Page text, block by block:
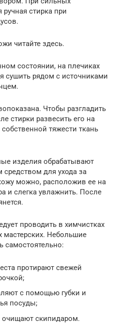
ручная стирка при
читайте здесь.
состоянии, на плечиках
сушить рядом с источниками
Чтобы разгладить
стирки развесить его на
тяжести ткань
изделия обрабатывают
для ухода за
можно, расположив ее на
и слегка увлажнить. После
проводить в химчистках
Небольшие
самостоятельно:
протирают свежей
с помощью губки и
посуды;
очищают скипидаром.